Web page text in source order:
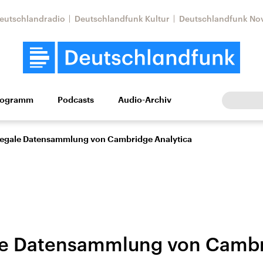
Deutschlandfunk Kultur Deutschlandfunk
Wissen Kultur Europa
Beiträge,
Nahostkonflikt
Iran
Podcasts Audio-Archiv
Datensammlung von Cambridge Analytica
Datensammlung von